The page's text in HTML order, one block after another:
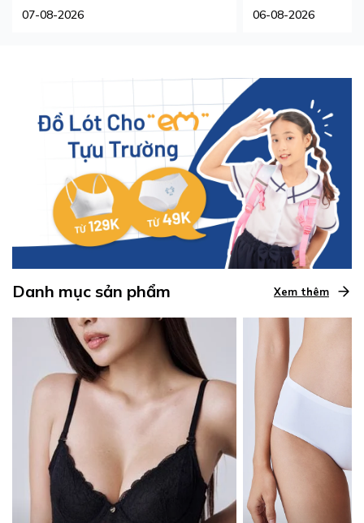
07-08-2026
06-08-2026
Danh mục sản phẩm Xem thêm